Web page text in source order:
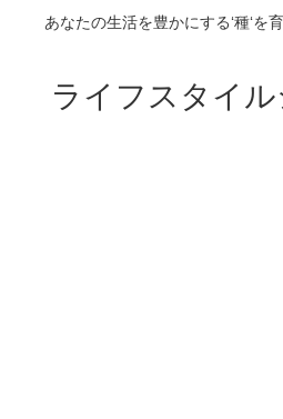
あなたの生活を豊かにする‘種‘を
ライフスタイル